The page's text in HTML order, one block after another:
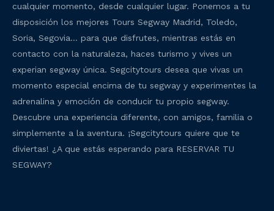
cualquier momento, desde cualquier lugar. Ponemos a tu
disposición los mejores Tours Segway Madrid, Toledo,
Soria, Segovia… para que disfrutes, mientras estás en
contacto con la naturaleza, haces turismo y vives un
experian segway única. Segcitytours desea que vivas un
momento especial encima de tu segway y experimentes la
adrenalina y emoción de conducir tu propio segway.
Descubre una experiencia diferente, con amigos, familia o
simplemente a la aventura. ¡Segcitytours quiere que te
diviertas! ¿A que estás esperando para RESERVAR TU
SEGWAY?